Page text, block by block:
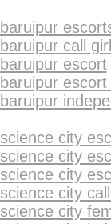
baruipur
baruipur call
baruipur escort
baruipur escort
baruipur
science city
science city
science city
science city
science city